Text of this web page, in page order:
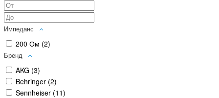
Импеданс
200 Ом (2)
Бренд
AKG (3)
Behringer (2)
Sennheiser (11)